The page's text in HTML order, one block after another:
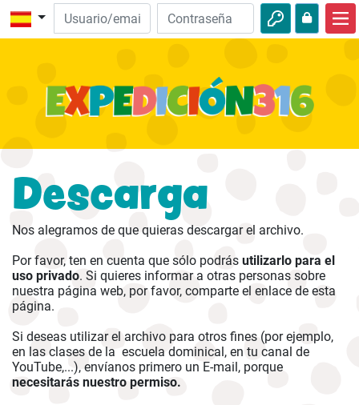
Descubre la Biblia
Naturaleza
Aventuras
Actividades
Descarga
Nos alegramos de que quieras descargar el archivo.
Por favor, ten en cuenta que sólo podrás utilizarlo para el
uso privado. Si quieres informar a otras personas sobre
nuestra página web, por favor, comparte el enlace de esta
página.
Si deseas utilizar el archivo para otros fines (por ejemplo,
en las clases de la escuela dominical, en tu canal de
YouTube,...), envíanos primero un E-mail, porque
necesitarás nuestro permiso.